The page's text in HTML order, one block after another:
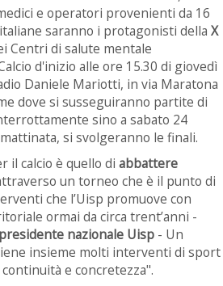
e operatori provenienti da 16
saranno i protagonisti della X
Centri di salute mentale
d'inizio alle ore 15.30 di giovedì
Daniele Mariotti, in via Maratona
dove si susseguiranno partite di
sino a sabato 24
si svolgeranno le finali.
il calcio è quello di abbattere
un torneo che è il punto di
che l’Uisp promuove con
ormai da circa trent’anni -
nazionale Uisp - Un
insieme molti interventi di sport
e concretezza".